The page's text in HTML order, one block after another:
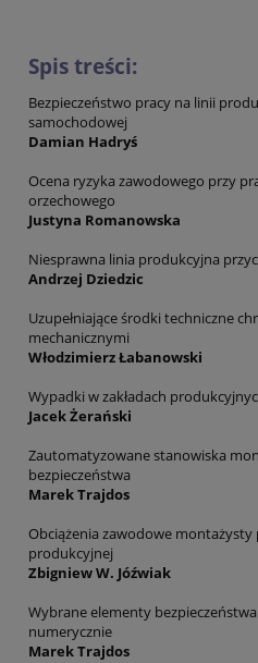
Spis treści:
Bezpieczeństwo pracy na linii
samochodowej
Damian Hadryś
Ocena ryzyka zawodowego przy
orzechowego
Justyna Romanowska
Niesprawna linia produkcyjna
Andrzej Dziedzic
Uzupełniające środki techniczne
mechanicznymi
Włodzimierz Łabanowski
Wypadki w zakładach
Jacek Żerański
Zautomatyzowane stanowiska
bezpieczeństwa
Marek Trajdos
Obciążenia zawodowe
produkcyjnej
Zbigniew W. Jóźwiak
Wybrane elementy
numerycznie
Marek Trajdos